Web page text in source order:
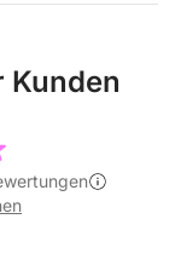
Kunden